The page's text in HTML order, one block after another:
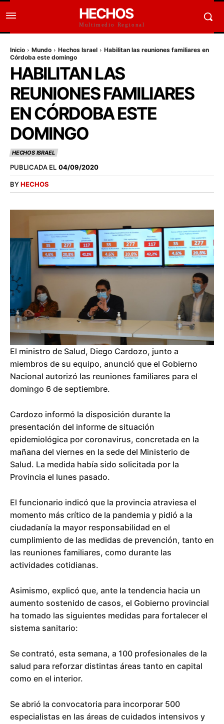
HECHOS
Multimedio Regional
Inicio Mundo Hechos Israel
Habilitan las reuniones familiares en
Córdoba este domingo
HABILITAN LAS
REUNIONES FAMILIARES
EN CÓRDOBA ESTE
DOMINGO
HECHOS ISRAEL
PUBLICADA EL 04/09/2020
BYHECHOS
El ministro de Salud, Diego Cardozo, junto a
miembros de su equipo, anunció que el Gobierno
Nacional autorizó las reuniones familiares para el
domingo 6 de septiembre.
Cardozo informó la disposición durante la
presentación del informe de situación
epidemiológica por coronavirus, concretada en la
mañana del viernes en la sede del Ministerio de
Salud. La medida había sido solicitada por la
Provincia el lunes pasado.
El funcionario indicó que la provincia atraviesa el
momento más crítico de la pandemia y pidió a la
ciudadanía la mayor responsabilidad en el
cumplimiento de las medidas de prevención, tanto en
las reuniones familiares, como durante las
actividades cotidianas.
Asimismo, explicó que, ante la tendencia hacia un
aumento sostenido de casos, el Gobierno provincial
ha tomado las siguientes medidas para fortalecer el
sistema sanitario:
Se contrató, esta semana, a 100 profesionales de la
salud para reforzar distintas áreas tanto en capital
como en el interior.
Se abrió la convocatoria para incorporar 500
especialistas en las áreas de cuidados intensivos y